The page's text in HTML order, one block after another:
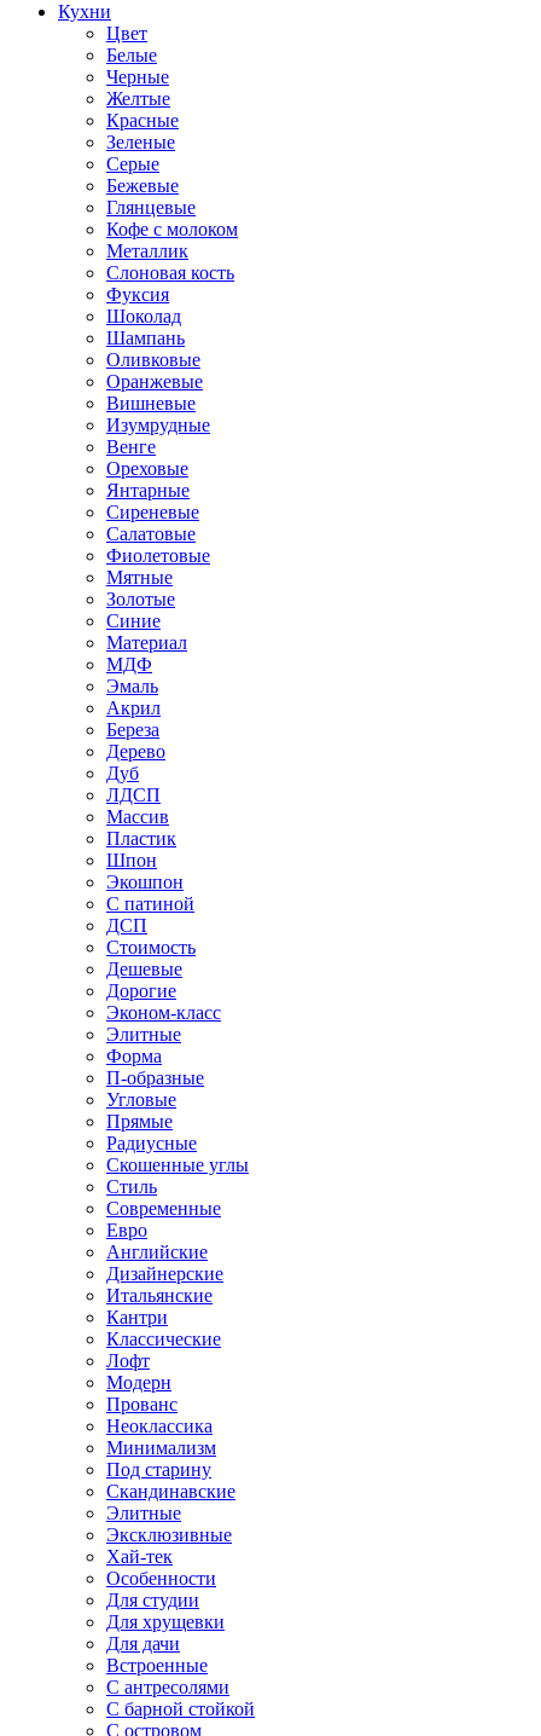
Кухни
Цвет
Белые
Черные
Желтые
Красные
Зеленые
Серые
Бежевые
Глянцевые
Кофе с молоком
Металлик
Слоновая кость
Фуксия
Шоколад
Шампань
Оливковые
Оранжевые
Вишневые
Изумрудные
Венге
Ореховые
Янтарные
Сиреневые
Салатовые
Фиолетовые
Мятные
Золотые
Синие
Материал
МДФ
Эмаль
Акрил
Береза
Дерево
Дуб
ЛДСП
Массив
Пластик
Шпон
Экошпон
С патиной
ДСП
Стоимость
Дешевые
Дорогие
Эконом-класс
Элитные
Форма
П-образные
Угловые
Прямые
Радиусные
Скошенные углы
Стиль
Современные
Евро
Английские
Дизайнерские
Итальянские
Кантри
Классические
Лофт
Модерн
Прованс
Неоклассика
Минимализм
Под старину
Скандинавские
Элитные
Эксклюзивные
Хай-тек
Особенности
Для студии
Для хрущевки
Для дачи
Встроенные
С антресолями
С барной стойкой
С островом